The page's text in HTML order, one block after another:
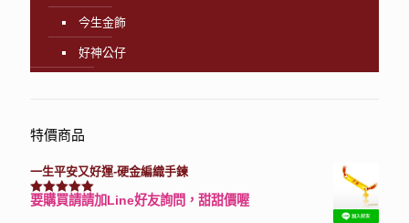
今生金飾
好神公仔
特價商品
一生平安又好運-硬金編織手鍊
評分7740滿分 5
要購買請請加Line好友詢問，甜甜價喔